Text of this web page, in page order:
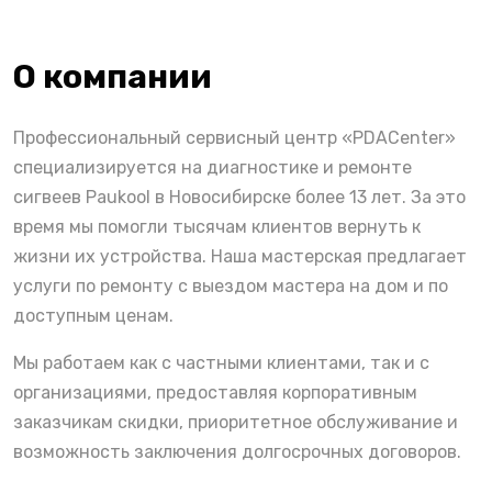
О компании
Профессиональный сервисный центр «PDACenter»
специализируется на диагностике и ремонте
сигвеев Paukool в Новосибирске более 13 лет. За это
время мы помогли тысячам клиентов вернуть к
жизни их устройства. Наша мастерская предлагает
услуги по ремонту с выездом мастера на дом и по
доступным ценам.
Мы работаем как с частными клиентами, так и с
организациями, предоставляя корпоративным
заказчикам скидки, приоритетное обслуживание и
возможность заключения долгосрочных договоров.